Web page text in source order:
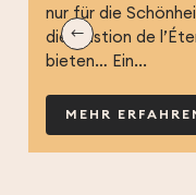
nur für die
die Bastion de
bieten… Ein...
MEHR